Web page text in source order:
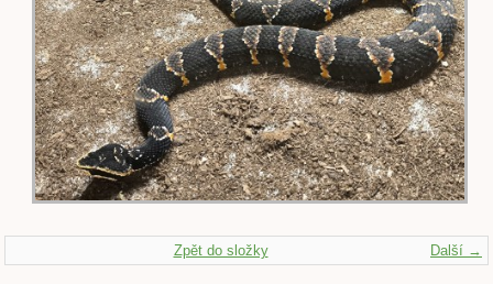
Další →
Zpět do složky